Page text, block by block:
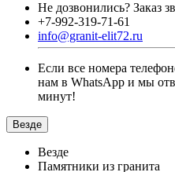
Не дозвонились? Заказ
+7-992-319-71-61
info@granit-elit72.ru
Если все номера
нам в WhatsApp и мы
минут!
Везде
Везде
Памятники из гранита